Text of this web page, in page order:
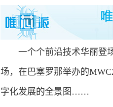
一个个前沿技术华丽登
场，在巴塞罗那举办的
字化发展的全景图……